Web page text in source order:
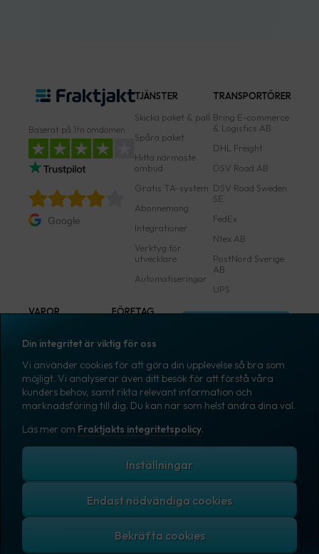
Baserat på 1tn omdömen
Google
TJÄNSTER
Skicka paket & pall
Spåra paket
Hitta närmaste
ombud
Gratis TA-system
Abonnemang
Integrationer
Verktyg för
utvecklare
Automatiseringar
TRANSPORTÖRER
Bring E-commerce
& Logistics AB
DHL Freight
DSV Road AB
DSV Road Sweden
SE
FedEx
Ntex AB
PostNord Sverige
AB
UPS
VAROR
Märkning
Emballage
Emballagetillbehör
Kontorsvaror
FÖRETAG
Pressrum
Medarbetare
Jobb & karriär
Nyhetsarkiv
Blogg
Skapa konto
Copyright © 2007 – 2026 Fraktjakt AB. All rights reserved.
Din integritet är viktig för oss
Vi använder cookies för att göra din upplevelse så bra som
möjligt. Vi analyserar även ditt besök för att förstå våra
kunders behov, samt rikta relevant information och
marknadsföring till dig. Du kan när som helst ändra dina val.
Läs mer om Fraktjakts integritetspolicy.
Inställningar
Endast nödvändiga cookies